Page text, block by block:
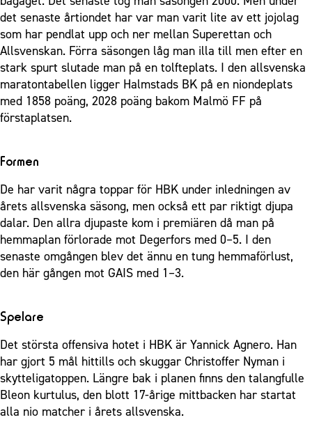
det senaste årtiondet har var man varit lite av ett jojolag
som har pendlat upp och ner mellan Superettan och
Allsvenskan. Förra säsongen låg man illa till men efter en
stark spurt slutade man på en tolfteplats. I den allsvenska
maratontabellen ligger Halmstads BK på en niondeplats
med 1858 poäng, 2028 poäng bakom Malmö FF på
förstaplatsen.
Formen
De har varit några toppar för HBK under inledningen av
årets allsvenska säsong, men också ett par riktigt djupa
dalar. Den allra djupaste kom i premiären då man på
hemmaplan förlorade mot Degerfors med 0–5. I den
senaste omgången blev det ännu en tung hemmaförlust,
den här gången mot GAIS med 1–3.
Spelare
Det största offensiva hotet i HBK är Yannick Agnero. Han
har gjort 5 mål hittills och skuggar Christoffer Nyman i
skytteligatoppen. Längre bak i planen finns den talangfulle
Bleon kurtulus, den blott 17-årige mittbacken har startat
alla nio matcher i årets allsvenska.